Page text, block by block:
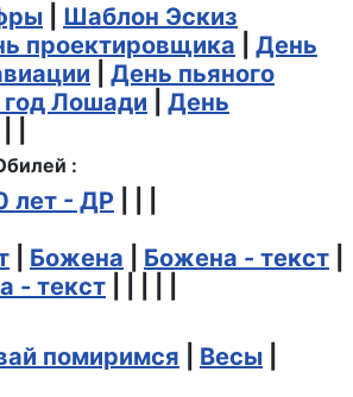
Шаблон Эскиз
проектировщика
День
День пьяного
Лошади
День
:
лет - ДР
Божена Божена - текст
- текст
помиримся Весы